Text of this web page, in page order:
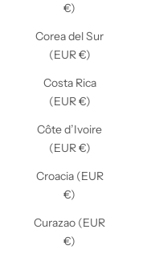
€)
Corea del Sur
(EUR €)
Costa Rica
(EUR €)
Côte d’Ivoire
(EUR €)
Croacia (EUR
€)
Curazao (EUR
€)